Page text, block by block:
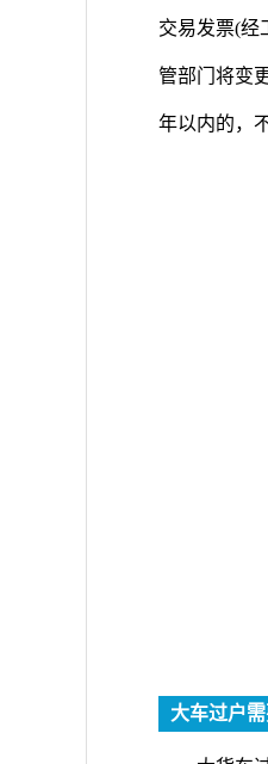
交易发票(经
管部门将变
年以内的，
大车过户